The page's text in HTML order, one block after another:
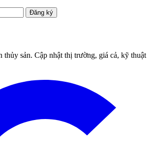
Đăng ký
thủy sản. Cập nhật thị trường, giá cả, kỹ thuật